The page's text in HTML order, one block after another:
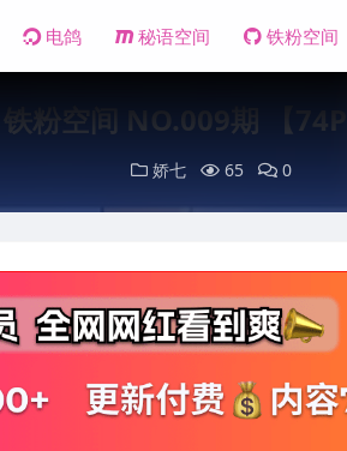
电鸽 秘语空间 铁粉空间
铁粉空间 NO.009期 【
娇七 65 0